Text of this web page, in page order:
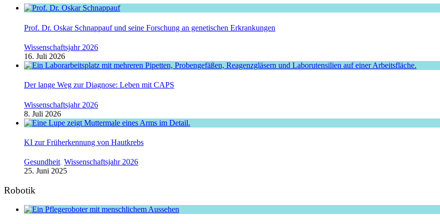
Prof. Dr. Oskar Schnappauf und seine Forschung an genetischen Erkrankungen
Wissenschaftsjahr 2026
16. Juli 2026
Der lange Weg zur Diagnose: Leben mit CAPS
Wissenschaftsjahr 2026
8. Juli 2026
KI zur Früherkennung von Hautkrebs
Gesundheit, Wissenschaftsjahr 2026
25. Juni 2025
Robotik